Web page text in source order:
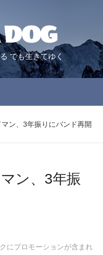
でも生きてゆく
ン、3年振りにバンド再開
ン、3年振
にプロモーションが含まれ